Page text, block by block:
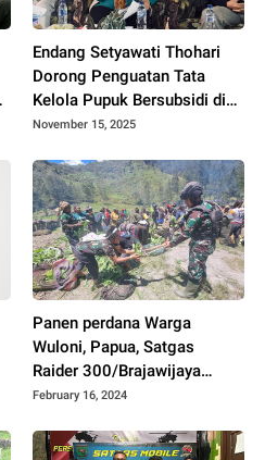
Endang Setyawati Thohari
Dorong Penguatan Tata
Kelola Pupuk Bersubsidi di
Cianjur Selatan
November 15, 2025
Panen perdana Warga
Wuloni, Papua, Satgas
Raider 300/Brajawijaya
bantu Selenggarakan Tradisi
February 16, 2024